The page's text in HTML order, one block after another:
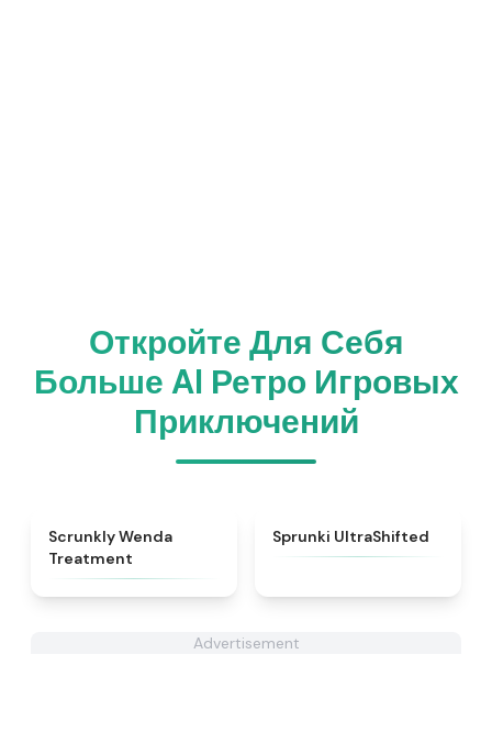
Откройте Для Себя
Больше AI Ретро Игровых
Приключений
Scrunkly Wenda
Treatment
4.5
Sprunki UltraShifted
Advertisement